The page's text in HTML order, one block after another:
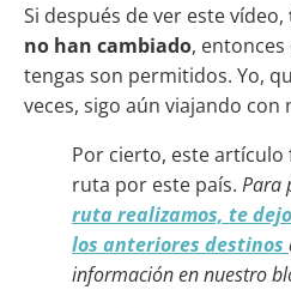
Si después de ver este vídeo,
no han cambiado,
tengas son permitidos. Yo,
veces, sigo aún viajando con
Por cierto, este
ruta por este país. Para
ruta realizamos, te
los anteriores destinos
información en nuestro